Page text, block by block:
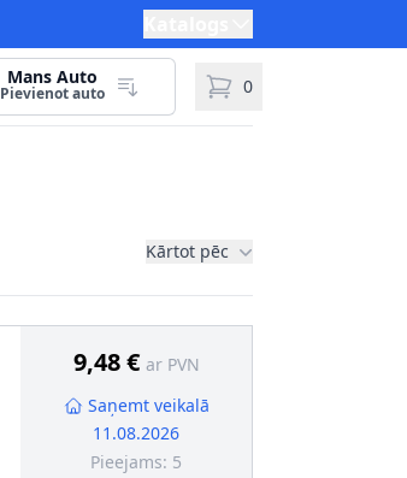
Mans Auto
Pievienot auto 0
Kārtot pēc
9,48 € ar PVN
Saņemt veikalā
11.08.2026
Pieejams: 5